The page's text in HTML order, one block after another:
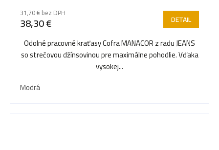
31,70 € bez DPH
38,30 € DETAIL
Odolné pracovné kraťasy Cofra MANACOR z radu JEANS
so strečovou džínsovinou pre maximálne pohodlie. Vďaka
vysokej...
Modrá